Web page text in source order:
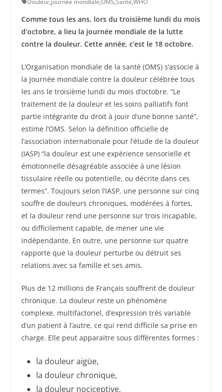
Comme tous les ans, lors du troisième lundi du mois
d’octobre, a lieu la journée mondiale de la lutte
contre la douleur. Cette année, c’est le 18 octobre.
L’Organisation mondiale de la santé (OMS) s’associe à
la Journée mondiale contre la douleur célébrée tous
les ans le troisième lundi du mois d’octobre. “Le
traitement de la douleur et les soins palliatifs font
partie intégrante du droit à jouir d’une bonne santé”,
estime l’OMS. Selon la définition officielle de
l’association internationale pour l’étude de la douleur
(IASP) “la douleur est une expérience sensorielle et
émotionnelle désagréable associée à une lésion
tissulaire réelle ou potentielle, ou décrite dans ces
termes”. Toujours selon l’IASP, une personne sur cinq
souffre de douleurs chroniques, modérées à fortes,
et la douleur rend une personne sur trois incapable,
ou difficilement capable, de mener une vie
indépendante. En outre, une personne sur quatre
rapporte que la douleur perturbe ou détruit ses
relations avec sa famille et ses amis.
Plus de 12 millions de Français souffrent de douleur
chronique. La douleur reste un phénomène
complexe, multifactoriel, d’expression très variable
d’un patient à l’autre, ce qui rend difficile sa prise en
charge. Elle peut apparaitre sous différentes formes :
la douleur aigüe,
la douleur chronique,
la douleur nociceptive,